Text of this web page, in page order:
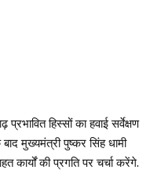
हिस्सों का हवाई सर्वेक्षण
मुख्यमंत्री पुष्कर सिंह धामी
कार्यों की प्रगति पर चर्चा करेंगे.